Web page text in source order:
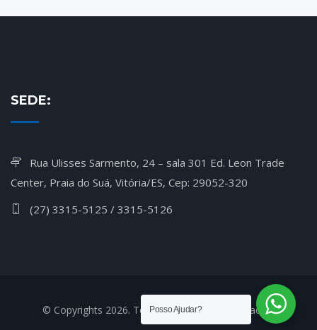
SEDE:
Rua Ulisses Sarmento, 24 – sala 301 Ed. Leon Trade
Center, Praia do Suá, Vitória/ES, Cep: 29052-320
(27) 3315-5125 / 3315-5126
© Copyrights 2026. Todos os Direitos Reservados.
Posso Ajudar?